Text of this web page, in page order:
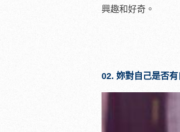
興趣和好奇。
02. 妳對自己是否有